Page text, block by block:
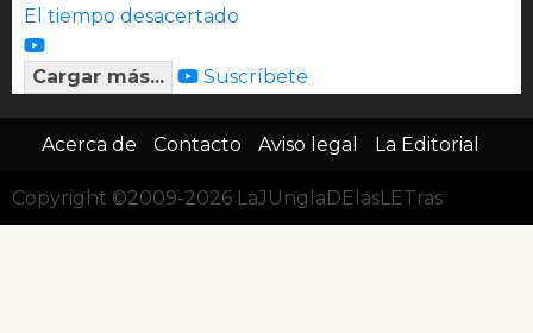
El tiempo desacertado
Cargar más... Suscríbete
Acerca de Contacto Aviso legal La Editorial
Copyright ©2009-2026 LaJUnglaDElasLETras